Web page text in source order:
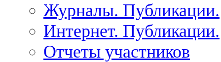
Журналы. Публикации.
Интернет. Публикации.
Отчеты участников